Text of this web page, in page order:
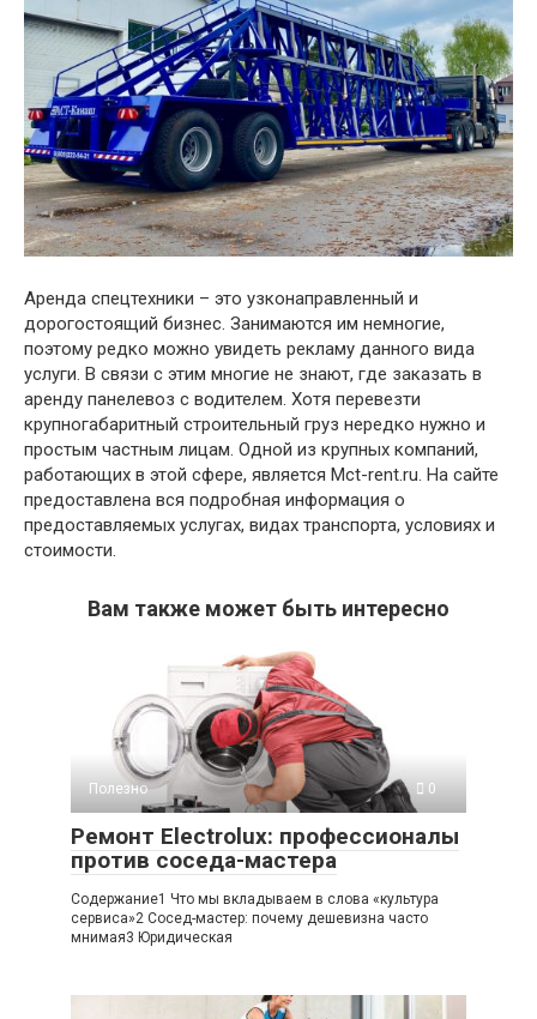
Аренда спецтехники – это узконаправленный и
дорогостоящий бизнес. Занимаются им немногие,
поэтому редко можно увидеть рекламу данного вида
услуги. В связи с этим многие не знают, где заказать в
аренду панелевоз с водителем. Хотя перевезти
крупногабаритный строительный груз нередко нужно и
простым частным лицам. Одной из крупных компаний,
работающих в этой сфере, является Mct-rent.ru. На сайте
предоставлена вся подробная информация о
предоставляемых услугах, видах транспорта, условиях и
стоимости.
Вам также может быть интересно
Полезно 0
Ремонт Electrolux: профессионалы
против соседа-мастера
Содержание1 Что мы вкладываем в слова «культура
сервиса»2 Сосед-мастер: почему дешевизна часто
мнимая3 Юридическая